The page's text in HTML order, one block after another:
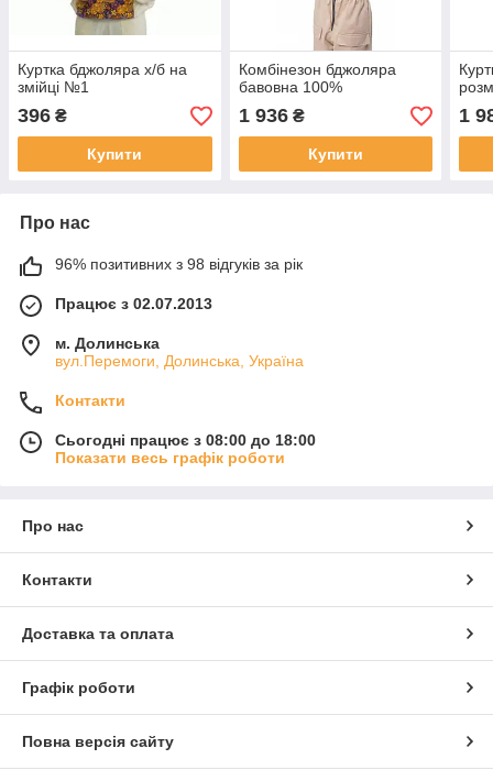
Куртка бджоляра х/б на
змійці №1
396 ₴
Купити
Комбінезон бджоляра
бавовна 100%
1 936₴
Купити
1
Про нас
96% позитивних з 98 відгуків за рік
Працює з 02.07.2013
м. Долинська
вул.Перемоги, Долинська, Україна
Контакти
Сьогодні працює з 08:00 до 18:00
Показати весь графік роботи
Про нас
Контакти
Доставка та оплата
Графік роботи
Повна версія сайту